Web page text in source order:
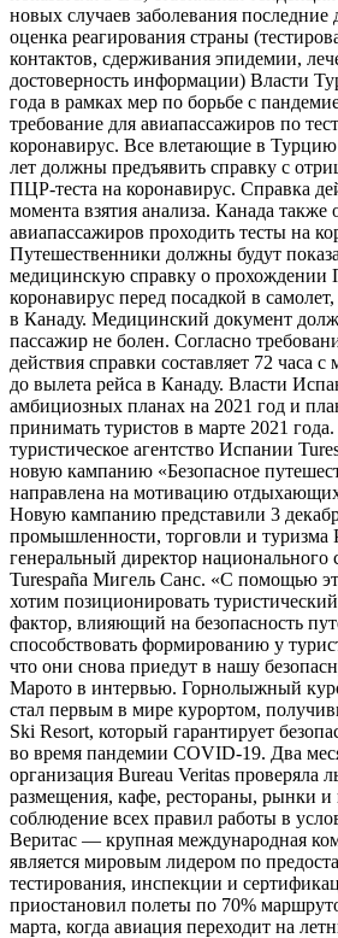
новых случаев заболевания
оценка реагирования страны
контактов, сдерживания эпидемии,
достоверность информации) Власти
года в рамках мер по борьбе с
требование для авиапассажиров по
коронавирус. Все влетающие в
лет должны предъявить справку с
ПЦР-теста на коронавирус. Справка
момента взятия анализа. Канада также
авиапассажиров проходить тесты на
Путешественники должны будут
медицинскую справку о прохождении
коронавирус перед посадкой в
в Канаду. Медицинский документ
пассажир не болен. Согласно
действия справки составляет 72 часа с
до вылета рейса в Канаду. Власти
амбициозных планах на 2021 год и
принимать туристов в марте 2021
туристическое агентство Испании
новую кампанию «Безопасное
направлена ​​на мотивацию отдыхающих
Новую кампанию представили 3
промышленности, торговли и туризма
генеральный директор национального
Turespaña Мигель Санс. «С помощью
хотим позиционировать
фактор, влияющий на безопасность
способствовать формированию у
что они снова приедут в нашу
Марото в интервью. Горнолыжный
стал первым в мире курортом,
Ski Resort, который гарантирует
во время пандемии COVID-19. Два
организация Bureau Veritas
размещения, кафе, рестораны, рынки и
соблюдение всех правил работы в
Веритас — крупная международная
является мировым лидером по
тестирования, инспекции и
приостановил полеты по 70%
марта, когда авиация переходит на